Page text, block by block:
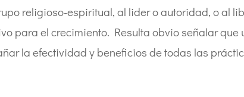
religioso-espiritual, al lider o autoridad, o al
para el crecimiento. Resulta obvio señalar que
la efectividad y beneficios de todas las